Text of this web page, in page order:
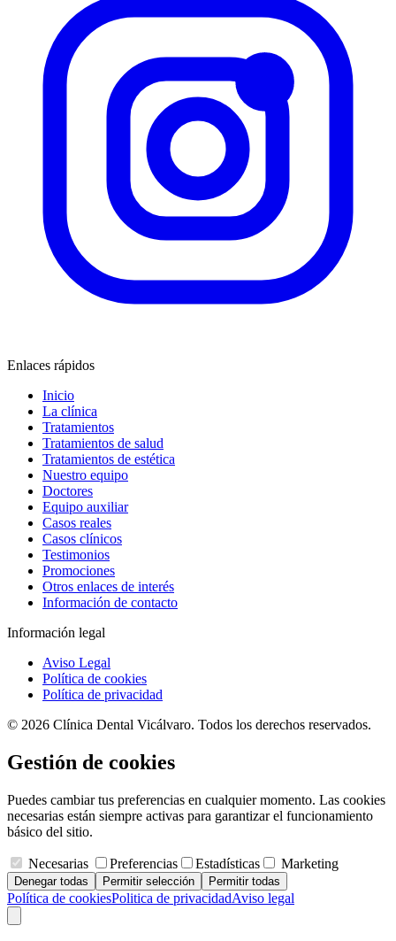
Enlaces rápidos
Inicio
La clínica
Tratamientos
Tratamientos de salud
Tratamientos de estética
Nuestro equipo
Doctores
Equipo auxiliar
Casos reales
Casos clínicos
Testimonios
Promociones
Otros enlaces de interés
Información de contacto
Información legal
Aviso Legal
Política de cookies
Política de privacidad
© 2026 Clínica Dental Vicálvaro. Todos los derechos reservados.
Gestión de cookies
Puedes cambiar tus preferencias en cualquier momento. Las cookies
necesarias están siempre activas para garantizar el funcionamiento
básico del sitio.
Necesarias Preferencias Estadísticas Marketing
Denegar todas Permitir selección Permitir todas
Política de cookiesPolitica de privacidadAviso legal